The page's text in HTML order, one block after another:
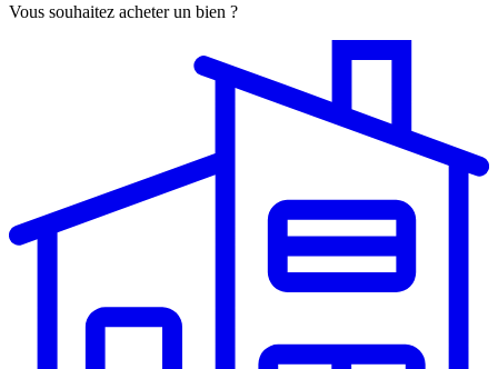
Vous souhaitez acheter un bien ?